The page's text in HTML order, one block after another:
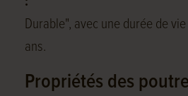
Durable", avec une durée de
ans.
Propriétés des